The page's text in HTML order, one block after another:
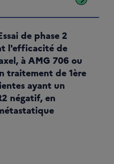
de phase 2
l'efficacité de
à AMG 706 ou
traitement de 1ère
ayant un
négatif, en